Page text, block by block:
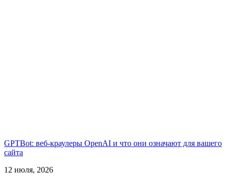
GPTBot: веб-краулеры OpenAI и что они означают для вашего
сайта
12 июля, 2026